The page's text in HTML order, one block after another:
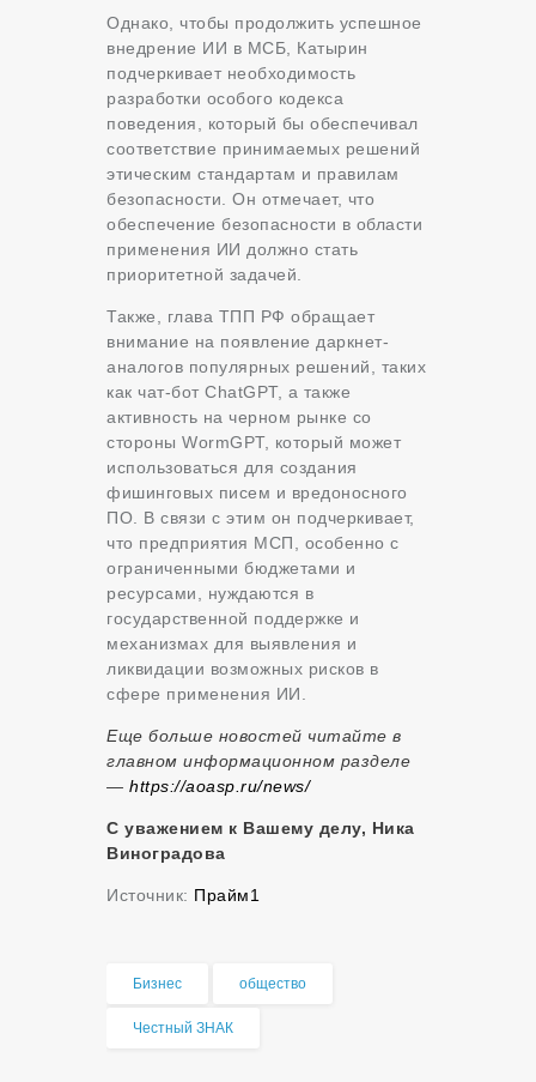
Однако, чтобы продолжить успешное
внедрение ИИ в МСБ, Катырин
подчеркивает необходимость
разработки особого кодекса
поведения, который бы обеспечивал
соответствие принимаемых решений
этическим стандартам и правилам
безопасности. Он отмечает, что
обеспечение безопасности в области
применения ИИ должно стать
приоритетной задачей.
Также, глава ТПП РФ обращает
внимание на появление даркнет-
аналогов популярных решений, таких
как чат-бот ChatGPT, а также
активность на черном рынке со
стороны WormGPT, который может
использоваться для создания
фишинговых писем и вредоносного
ПО. В связи с этим он подчеркивает,
что предприятия МСП, особенно с
ограниченными бюджетами и
ресурсами, нуждаются в
государственной поддержке и
механизмах для выявления и
ликвидации возможных рисков в
сфере применения ИИ.
Еще больше новостей читайте в
главном информационном разделе
— https://aoasp.ru/news/
С уважением к Вашему делу, Ника
Виноградова
Источник: Прайм1
Бизнес общество
Честный ЗНАК